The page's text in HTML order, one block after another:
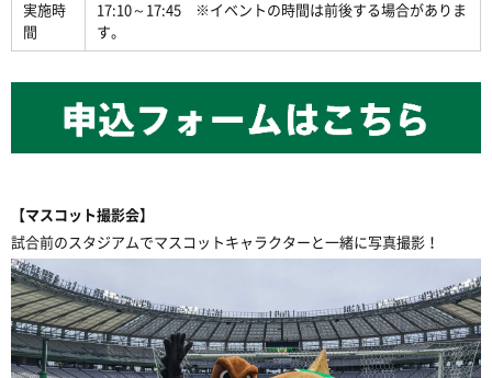
実施時
間
17:10～17:45 ※イベントの時間は前後する場合がありま
す。
【マスコット撮影会】
試合前のスタジアムでマスコットキャラクターと一緒に写真撮影！